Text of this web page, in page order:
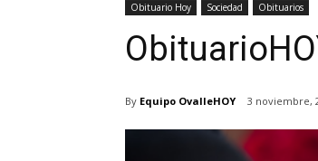
Obituario Hoy Sociedad Obituarios
By Equipo OvalleHOY 3 noviembre,